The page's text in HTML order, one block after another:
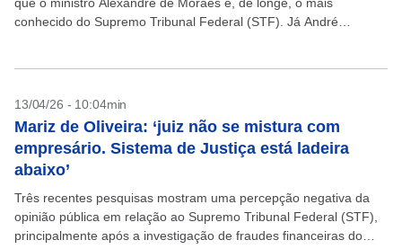
conhecido do Supremo Tribunal Federal (STF). Já André
13/04/26 - 10:04min
Mariz de Oliveira: ‘juiz não se mistura com
empresário. Sistema de Justiça está ladeira
abaixo’
Três recentes pesquisas mostram uma percepção negativa da
opinião pública em relação ao Supremo Tribunal Federal (STF),
principalmente após a investigação de fraudes financeiras do